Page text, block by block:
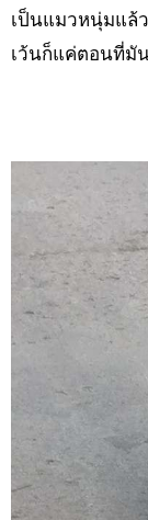
เป็นแมวหนุ่มแล้
เว้นก็แค่ตอนที่มั